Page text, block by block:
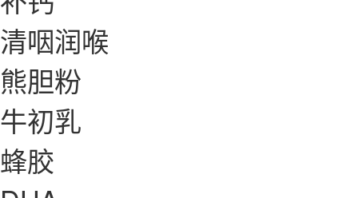
清咽润喉
熊胆粉
牛初乳
蜂胶